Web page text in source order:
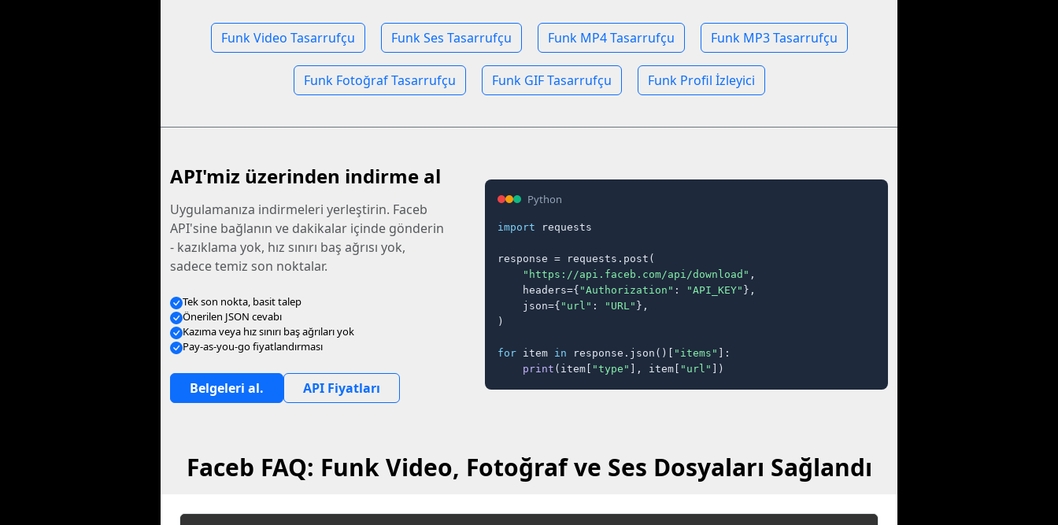
Funk Video Tasarrufçu Funk Ses Tasarrufçu Funk MP4 Tasarrufçu Funk MP3 Tasarrufçu
Funk Fotoğraf Tasarrufçu Funk GIF Tasarrufçu Funk Profil İzleyici
API'miz üzerinden indirme al
Uygulamanıza indirmeleri yerleştirin. Faceb
API'sine bağlanın ve dakikalar içinde gönderin
- kazıklama yok, hız sınırı baş ağrısı yok,
sadece temiz son noktalar.
Tek son nokta, basit talep
Önerilen JSON cevabı
Kazıma veya hız sınırı baş ağrıları yok
Pay-as-you-go fiyatlandırması
Belgeleri al. API Fiyatları
Python
import requests
response = requests.post(
"https://api.faceb.com/api/download" ,
    headers={
"Authorization" : "API_KEY" },
    json={
"url" : "URL" },
)
for item in response.json()[ "items" ]:
print (item[ "type" ], item[ "url" ])
Faceb FAQ: Funk Video, Fotoğraf ve Ses Dosyaları Sağlandı